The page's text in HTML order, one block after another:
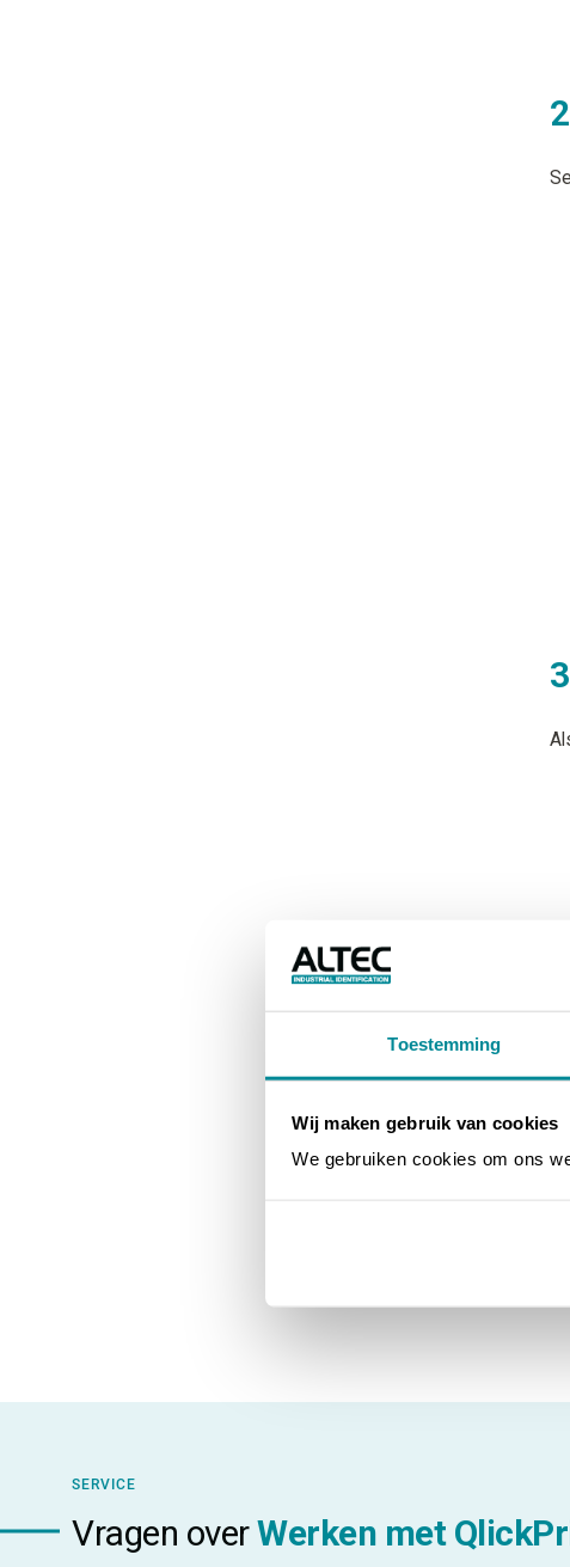
Toestemming
Wij maken gebruik van cookies
We gebruiken cookies om ons
SERVICE
Vragen overWerken met